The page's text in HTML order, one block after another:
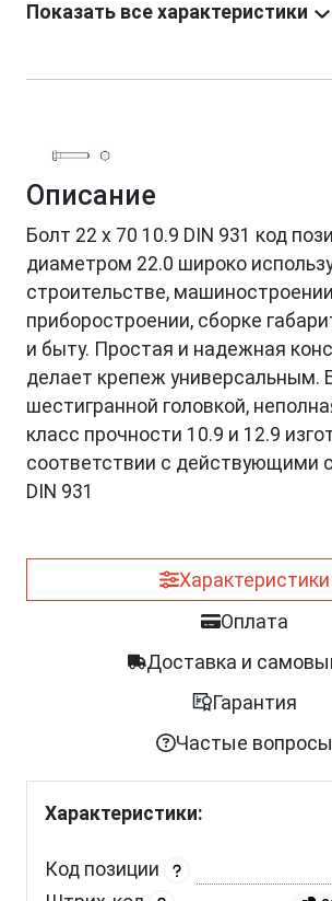
Показать все характеристики
Описание
Болт 22 х 70 10.9 DIN 931 код
диаметром 22.0 широко
строительстве,
приборостроении, сборке
и быту. Простая и надежная
делает крепеж универсальным.
шестигранной головкой,
класс прочности 10.9 и 12.9
соответствии с действующими
DIN 931
Характеристики
Оплата
Доставка и
Гарантия
Частые вопросы
Характеристики:
Код позиции